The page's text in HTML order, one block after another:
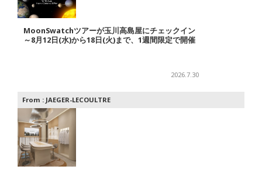
MoonSwatchツアーが玉川高島屋にチェックイン
～8月12日(水)から18日(火)まで、1週間限定で開催
2026.7.30
From : JAEGER-LECOULTRE